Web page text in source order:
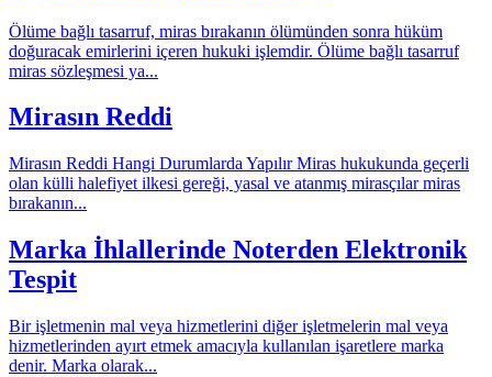
Ölüme bağlı tasarruf, miras bırakanın ölümünden sonra hüküm
doğuracak emirlerini içeren hukuki işlemdir. Ölüme bağlı tasarruf
miras sözleşmesi ya...
Mirasın Reddi
Mirasın Reddi Hangi Durumlarda Yapılır Miras hukukunda geçerli
olan külli halefiyet ilkesi gereği, yasal ve atanmış mirasçılar miras
bırakanın...
Marka İhlallerinde Noterden Elektronik
Tespit
Bir işletmenin mal veya hizmetlerini diğer işletmelerin mal veya
hizmetlerinden ayırt etmek amacıyla kullanılan işaretlere marka
denir. Marka olarak...